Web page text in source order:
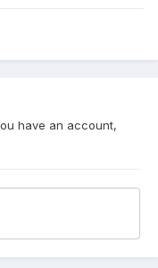
have an account,